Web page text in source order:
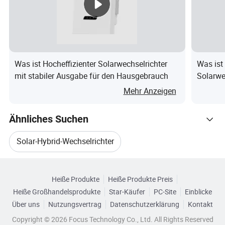
MPPT-Bereich
Betriebsspannung
60~450VDC 60~450VDC
100A
Maximaler
Wechselstrom-
Ladestrom
60A
ALLGEMEINE PARAMETER
Betriebstemperatur
-10 bis 50 Grad
Was ist Hocheffizienter Solarwechselrichter
mit stabiler Ausgabe für den Hausgebrauch
Mehr Anzeigen
Was
Ähnliches Suchen
Solar-Hybrid-Wechselrichter
Solarwechselrichter Für Zuhause
Heiße Produkte
Heiße Produkte Preis
Heiße Großhandelsprodukte
Star-Käufer PC-Site
Einblicke
Über uns
Nutzungsvertrag Datenschutzerklärung
Kontakt
Copyright © 2026 Focus Technology Co., Ltd. All Rights Reserved